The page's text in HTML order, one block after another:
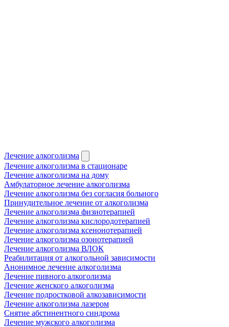
Лечение алкоголизма
Лечение алкоголизма в стационаре
Лечение алкоголизма на дому
Амбулаторное лечение алкоголизма
Лечение алкоголизма без согласия больного
Принудительное лечение от алкоголизма
Лечение алкоголизма физиотерапией
Лечение алкоголизма кислородотерапией
Лечение алкоголизма ксенонотерапией
Лечение алкоголизма озонотерапией
Лечение алкоголизма ВЛОК
Реабилитация от алкогольной зависимости
Анонимное лечение алкоголизма
Лечение пивного алкоголизма
Лечение женского алкоголизма
Лечение подростковой алкозависимости
Лечение алкоголизма лазером
Снятие абстинентного синдрома
Лечение мужского алкоголизма